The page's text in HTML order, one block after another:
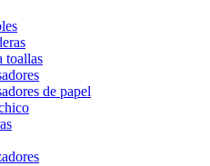
toallas
de papel